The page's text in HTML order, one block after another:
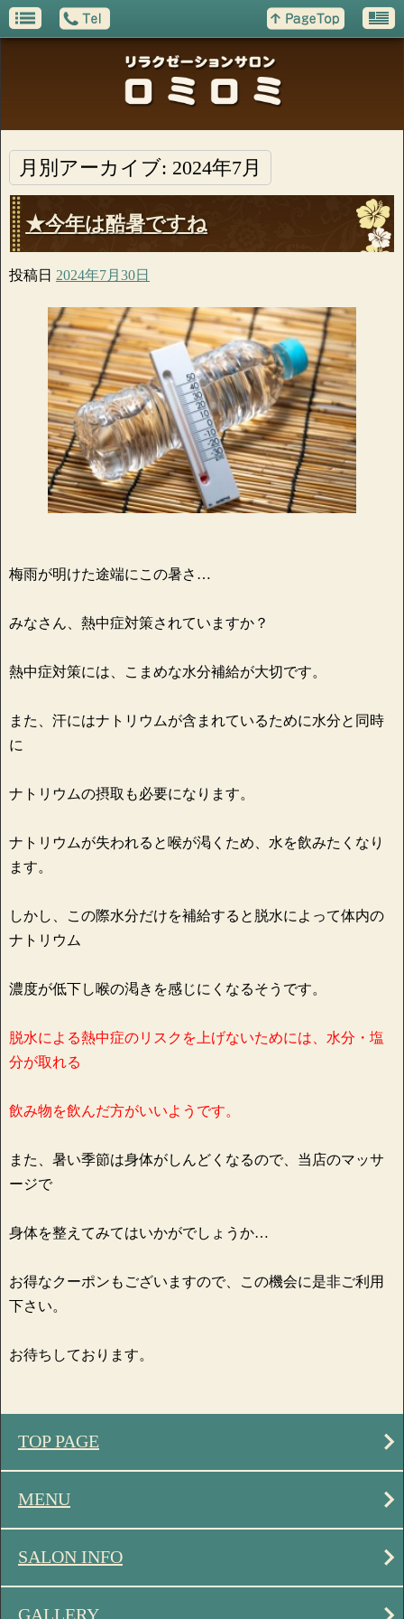
月別アーカイブ: 2024年7月
★今年は酷暑ですね
投稿日 2024年7月30日
梅雨が明けた途端にこの暑さ…
みなさん、熱中症対策されていますか？
熱中症対策には、こまめな水分補給が大切です。
また、汗にはナトリウムが含まれているために水分と同時
に
ナトリウムの摂取も必要になります。
ナトリウムが失われると喉が渇くため、水を飲みたくなり
ます。
しかし、この際水分だけを補給すると脱水によって体内の
ナトリウム
濃度が低下し喉の渇きを感じにくなるそうです。
脱水による熱中症のリスクを上げないためには、水分・塩
分が取れる
飲み物を飲んだ方がいいようです。
また、暑い季節は身体がしんどくなるので、当店のマッサ
ージで
身体を整えてみてはいかがでしょうか…
お得なクーポンもございますので、この機会に是非ご利用
下さい。
お待ちしております。
TOP PAGE
MENU
SALON INFO
GALLERY